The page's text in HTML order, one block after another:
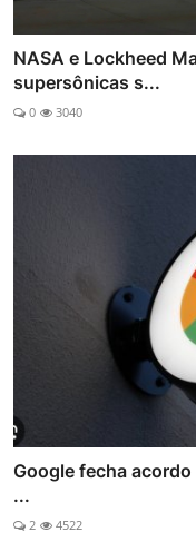
NASA e Lockheed
supersônicas s...
0 3040
Google fecha
...
2 4522